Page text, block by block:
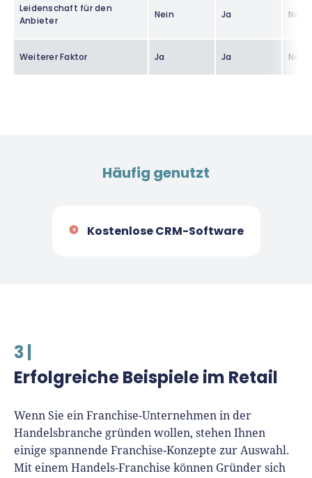
Leidenschaft für den
Anbieter
Nein Ja Nein
Weiterer Faktor Ja Ja Nein
Häufig genutzt
Kostenlose CRM-Software
3 |
Erfolgreiche Beispiele im Retail
Wenn Sie ein Franchise-Unternehmen in der
Handelsbranche gründen wollen, stehen Ihnen
einige spannende Franchise-Konzepte zur Auswahl.
Mit einem Handels-Franchise können Gründer sich